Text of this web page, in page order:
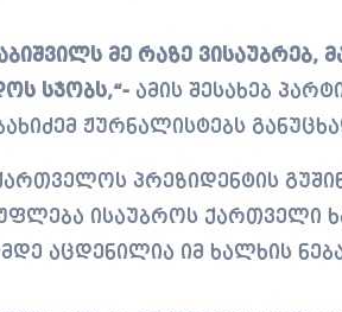
სჯობს,“- ამის შესახებ
ჟურნალისტებს
პრეზიდენტის
უფლება ისაუბროს ქართველი
აცდენილია იმ ხალხის